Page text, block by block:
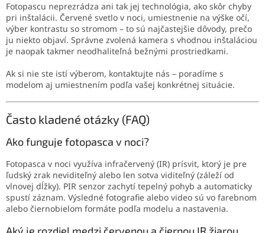
Fotopascu neprezrádza ani tak jej technológia, ako skôr chyby
pri inštalácii. Červené svetlo v noci, umiestnenie na výške očí,
výber kontrastu so stromom – to sú najčastejšie dôvody, prečo
ju niekto objaví. Správne zvolená kamera s vhodnou inštaláciou
je naopak takmer neodhaliteľná bežnými prostriedkami.
Ak si nie ste istí výberom, kontaktujte nás – poradíme s
modelom aj umiestnením podľa vašej konkrétnej situácie.
Často kladené otázky (FAQ)
Ako funguje fotopasca v noci?
Fotopasca v noci využíva infračervený (IR) prísvit, ktorý je pre
ľudský zrak neviditeľný alebo len sotva viditeľný (záleží od
vlnovej dĺžky). PIR senzor zachytí tepelný pohyb a automaticky
spustí záznam. Výsledné fotografie alebo video sú vo farebnom
alebo čiernobielom formáte podľa modelu a nastavenia.